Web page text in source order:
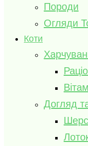
Породи
Огляди
Коти
Догляд